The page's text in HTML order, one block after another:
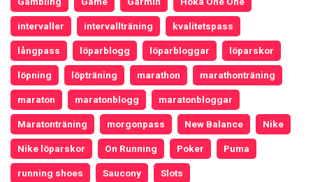
intervaller intervallträning kvalitetspass
långpass löparblogg löparbloggar löparskor
löpning löpträning marathon marathonträning
maraton maratonblogg maratonbloggar
Maratonträning morgonpass New Balance Nike
Nike löparskor On Running Poker Puma
running shoes Saucony Slots